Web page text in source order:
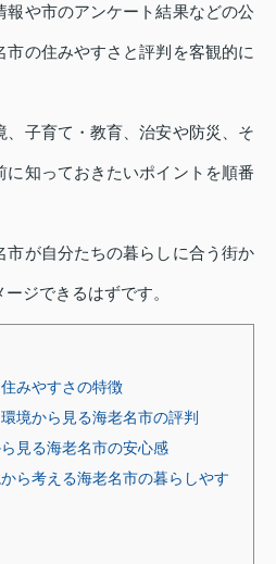
報や市のアンケート結果などの公
市の住みやすさと評判を客観的に
子育て・教育、治安や防災、そ
に知っておきたいポイントを順番
市が自分たちの暮らしに合う街か
ジできるはずです。
みやすさの特徴
境から見る海老名市の評判
見る海老名市の安心感
ら考える海老名市の暮らしやす